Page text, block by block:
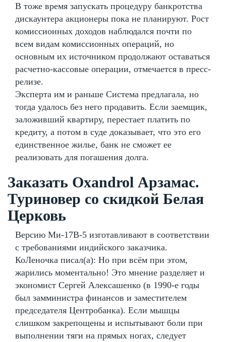
В тоже время запускать процедуру банкротства
дискаунтера акционеры пока не планируют. Рост
комиссионных доходов наблюдался почти по
всем видам комиссионных операций, но
основным их источником продолжают оставаться
расчетно-кассовые операции, отмечается в пресс-
релизе.
Эксперта им и раньше Система предлагала, но
тогда удалось без него продавить. Если заемщик,
заложивший квартиру, перестает платить по
кредиту, а потом в суде доказывает, что это его
единственное жилье, банк не сможет ее
реализовать для погашения долга.
Заказать Oxandrol Арзамас.
Туриновер со скидкой Белая
Церковь
Версию Ми-17В-5 изготавливают в соответствии
с требованиями индийского заказчика.
КоЛеночка писал(а): Но при всём при этом,
жарились моментально! Это мнение разделяет и
экономист Сергей Алексашенко (в 1990-е годы
был замминистра финансов и заместителем
председателя Центробанка). Если мышцы
слишком закрепощены и испытывают боли при
выполнении тяги на прямых ногах, следует